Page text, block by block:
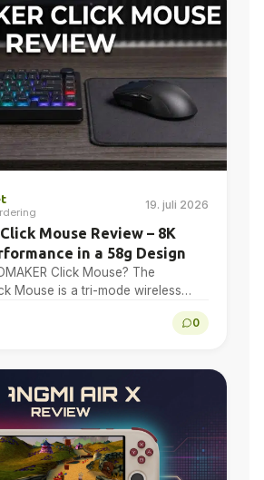
19. juli 2026
Click Mouse Review – 8K
in a 58g Design
Click Mouse? The
Mouse is a tri-mode wireless
with a PAW3950 optical sensor, a
0